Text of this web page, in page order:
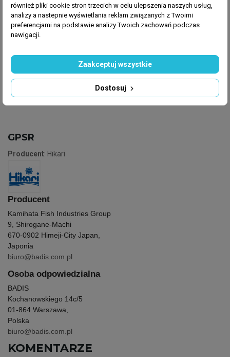
dzięki składowi jest trawiony bezresztkowo co
też sprzyja zachowaniu czystości w akwarium. Jest
produkowany przy zastosowaniu
zachowaniem najwyższej kontroli jakości.
GPSR
Producent: Hikari
Producent
Kamihata Fish Industries Group
9, Shirogane-Machi
670-0902 Himeji-City Japan,
Japonia
biuro@badis.com.pl
Osoba odpowiedzialna
BADIS
Kochanowskiego 14c/5
01-864 Warszawa,
Polska
biuro@badis.com.pl
KOMENTARZE
również pliki cookie stron trzecich w celu ulepszenia naszych usług,
analizy a nastepnie wyświetlania reklam związanych z Twoimi
preferencjami na podstawie analizy Twoich zachowań podczas
nawigacji.
Dostosuj
Zaakceptuj wszystkie